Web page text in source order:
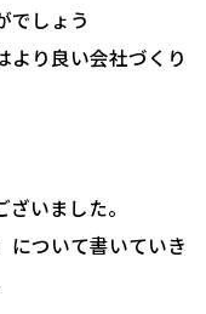
でしょう
より良い会社づくり
いました。
について書いていき